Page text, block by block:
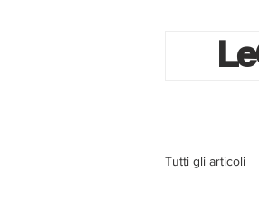
Le
Tutti gli articoli